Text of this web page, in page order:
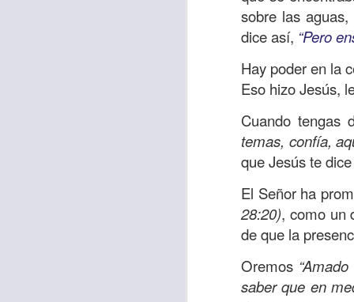
sobre las
dice así, “Pero
Hay poder en la
Eso hizo Jesús,
Cuando tengas
temas, confía,
que Jesús te dice
El Señor ha
28:20), como un
de que la
Oremos
saber que en
En esa época
sensibles y
que respondió
generosidad
nos sobra;
obligación.
Que esta
necesitado y
miles de
de ti, y tal vez o
Oremos“Amado